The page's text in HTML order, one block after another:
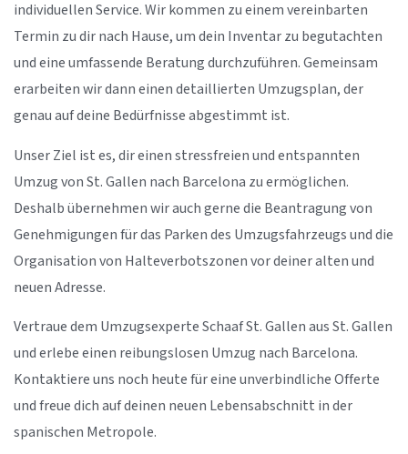
individuellen Service. Wir kommen zu einem vereinbarten
Termin zu dir nach Hause, um dein Inventar zu begutachten
und eine umfassende Beratung durchzuführen. Gemeinsam
erarbeiten wir dann einen detaillierten Umzugsplan, der
genau auf deine Bedürfnisse abgestimmt ist.
Unser Ziel ist es, dir einen stressfreien und entspannten
Umzug von St. Gallen nach Barcelona zu ermöglichen.
Deshalb übernehmen wir auch gerne die Beantragung von
Genehmigungen für das Parken des Umzugsfahrzeugs und die
Organisation von Halteverbotszonen vor deiner alten und
neuen Adresse.
Vertraue dem Umzugsexperte Schaaf St. Gallen aus St. Gallen
und erlebe einen reibungslosen Umzug nach Barcelona.
Kontaktiere uns noch heute für eine unverbindliche Offerte
und freue dich auf deinen neuen Lebensabschnitt in der
spanischen Metropole.